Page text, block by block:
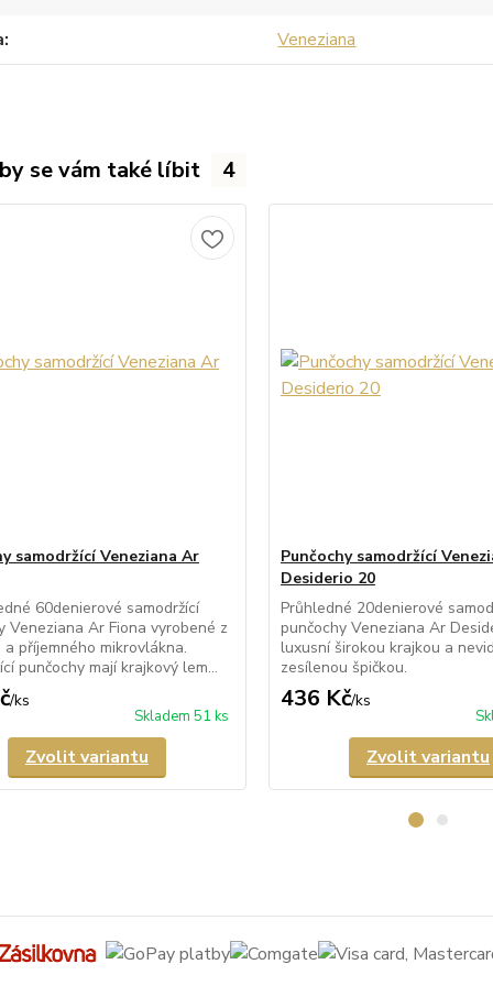
Veneziana
se vám také líbit 4
samodržící Veneziana Ar
60denierové samodržící
Veneziana Ar Fiona vyrobené z
příjemného mikrovlákna.
punčochy mají krajkový lem...
/ks
Skladem 51 ks
Zvolit variantu
Punčochy samodržící
Desiderio 20
Průhledné 20denierové
punčochy Veneziana Ar
luxusní širokou krajkou a
zesílenou špičkou.
436 Kč/ks
Zvolit variantu